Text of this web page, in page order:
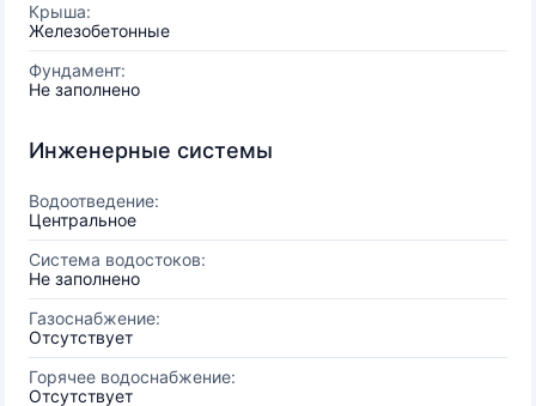
Крыша:
Железобетонные
Фундамент:
Не заполнено
Инженерные системы
Водоотведение:
Центральное
Система водостоков:
Не заполнено
Газоснабжение:
Отсутствует
Горячее водоснабжение:
Отсутствует